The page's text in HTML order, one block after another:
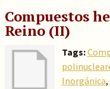
Compuestos
Reino (II)
Tags:
Inorgánica,